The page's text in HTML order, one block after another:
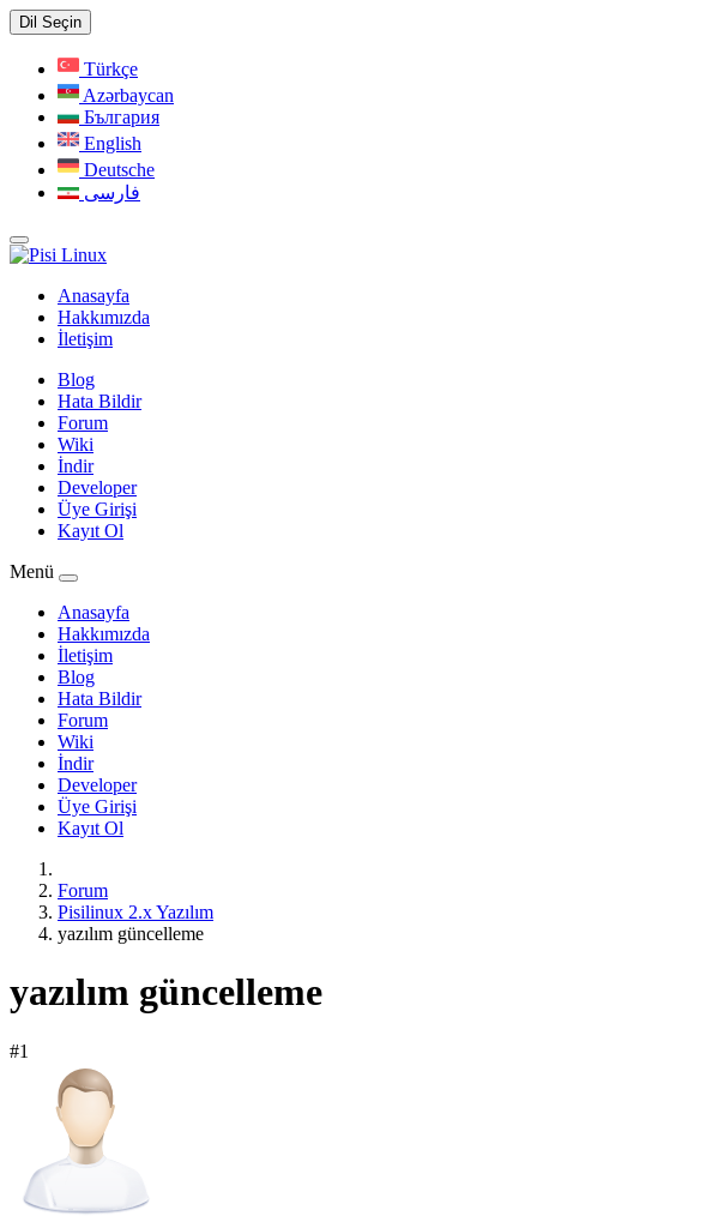
Dil Seçin
Türkçe
Azərbaycan
България
English
Deutsche
فارسی
Anasayfa
Hakkımızda
İletişim
Blog
Hata Bildir
Forum
Wiki
İndir
Developer
Üye Girişi
Kayıt Ol
Menü
Anasayfa
Hakkımızda
İletişim
Blog
Hata Bildir
Forum
Wiki
İndir
Developer
Üye Girişi
Kayıt Ol
Forum
Pisilinux 2.x Yazılım
yazılım güncelleme
yazılım güncelleme
#1